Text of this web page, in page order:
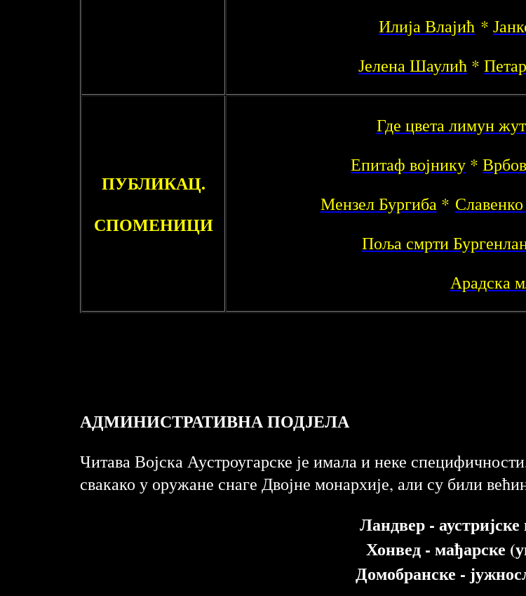
Илија Влајић *
Јелена Шаулић *
ПУБЛИКАЦ.
СПОМЕНИЦИ
Где цвета лимун жут
Епитаф војнику *
Мензел Бургиба*
Поља смрти
Арадска
АДМИНИСТРАТИВНА ПОДЈЕЛА
Читава Војска Аустроугарске је имала и неке
свакако у оружане снаге Двојне монархије, али су били
Ландвер -
Хонвед - мађарске
Домобранске -